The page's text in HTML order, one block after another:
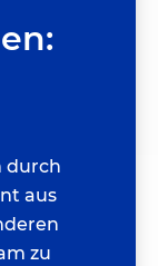
durch
aus
zu